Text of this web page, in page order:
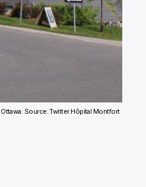
Source: Twitter Hôpital Montfort